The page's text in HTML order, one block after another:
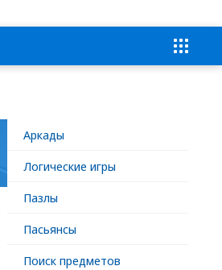
Аркады
Логические игры
Пазлы
Пасьянсы
Поиск предметов